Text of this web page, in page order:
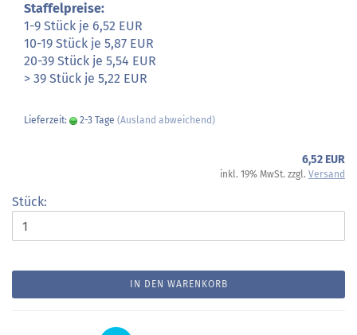
Staffelpreise:
1-9 Stück je 6,52 EUR
10-19 Stück je 5,87 EUR
20-39 Stück je 5,54 EUR
> 39 Stück je 5,22 EUR
Lieferzeit: 2-3 Tage (Ausland abweichend)
6,52 EUR
inkl. 19% MwSt. zzgl. Versand
Stück:
IN DEN WARENKORB